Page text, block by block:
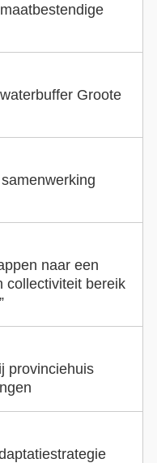
Groote
naar een
collectiviteit bereik
provinciehuis